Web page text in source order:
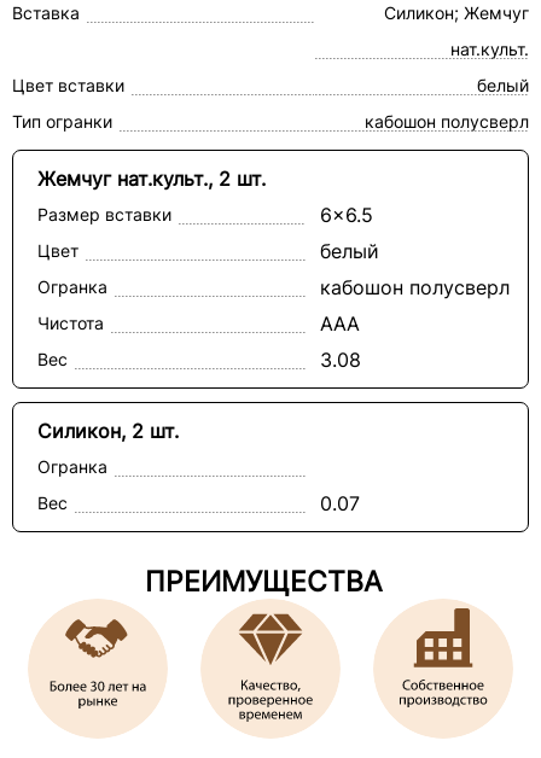
Вставка
Силикон; Жемчуг
нат.культ.
Цвет вставки
белый
Тип огранки
кабошон полусверл
Жемчуг нат.культ., 2 шт.
Размер вставки 6x6.5
Цвет белый
Огранка кабошон полусверл
Чистота ААА
Вес 3.08
Силикон, 2 шт.
Огранка
Вес
0.07
ПРЕИМУЩЕСТВА